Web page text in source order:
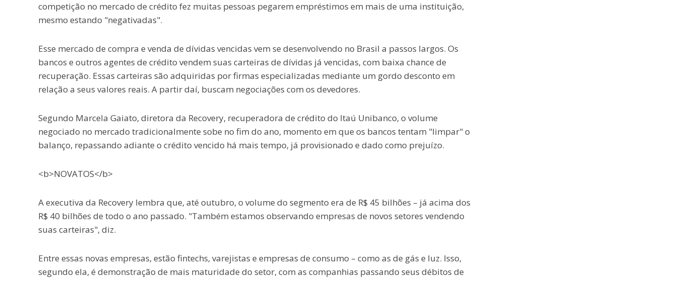
competição no mercado de crédito fez muitas pessoas pegarem empréstimos em mais de uma instituição,
mesmo estando "negativadas".
Esse mercado de compra e venda de dívidas vencidas vem se desenvolvendo no Brasil a passos largos. Os
bancos e outros agentes de crédito vendem suas carteiras de dívidas já vencidas, com baixa chance de
recuperação. Essas carteiras são adquiridas por firmas especializadas mediante um gordo desconto em
relação a seus valores reais. A partir daí, buscam negociações com os devedores.
Segundo Marcela Gaiato, diretora da Recovery, recuperadora de crédito do Itaú Unibanco, o volume
negociado no mercado tradicionalmente sobe no fim do ano, momento em que os bancos tentam "limpar" o
balanço, repassando adiante o crédito vencido há mais tempo, já provisionado e dado como prejuízo.
<b>NOVATOS</b>
A executiva da Recovery lembra que, até outubro, o volume do segmento era de R$ 45 bilhões – já acima dos
R$ 40 bilhões de todo o ano passado. "Também estamos observando empresas de novos setores vendendo
suas carteiras", diz.
Entre essas novas empresas, estão fintechs, varejistas e empresas de consumo – como as de gás e luz. Isso,
segundo ela, é demonstração de mais maturidade do setor, com as companhias passando seus débitos de